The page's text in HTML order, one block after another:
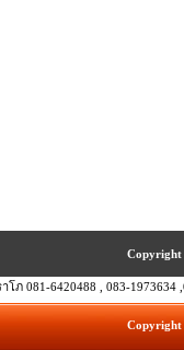
Copyright
081-6420488 , 083-1973634
Copyright